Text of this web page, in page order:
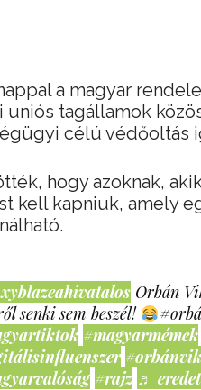
a magyar
uniós tagállamok
célú védőoltás
hogy azoknak,
kell kapniuk, amely
Orbán
senki sem beszél!
#magyarmémek
#rajz ♬